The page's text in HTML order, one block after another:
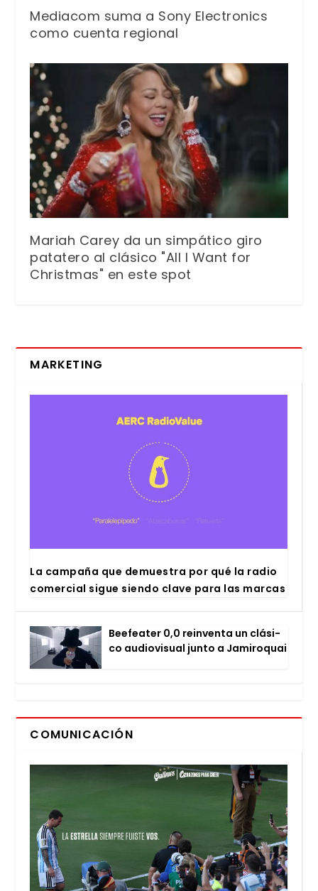
Mediacom suma a Sony Electronics
como cuenta regional
Mariah Carey da un simpático giro
patatero al clásico "All I Want for
Christmas" en este spot
MARKETING
La cam­pa­ña que demues­tra por qué la radio
comer­cial sigue sien­do cla­ve para las mar­cas
Bee­fea­ter 0,0 rein­ven­ta un clá­si­
co audio­vi­sual jun­to a Jami­ro­quai
COMUNICACIÓN